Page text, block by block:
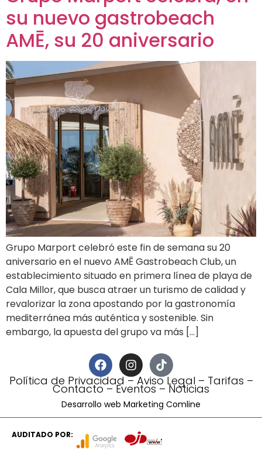
su nuevo gastrobeach
AMĒ, su 20 aniversario
Grupo Marport celebró este fin de semana su 20
aniversario en el nuevo AMĒ Gastrobeach Club, un
establecimiento situado en primera línea de playa de
Cala Millor, que busca atraer un turismo de calidad y
revalorizar la zona apostando por la gastronomía
mediterránea más auténtica y sostenible. Sin
embargo, la apuesta del grupo va más […]
Política de Privacidad–Aviso Legal – Tarifas –
Contacto–Eventos –Noticias
Desarrollo web Marketing Comline
AUDITADO POR: